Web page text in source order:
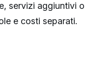
servizi aggiuntivi o
e costi separati.